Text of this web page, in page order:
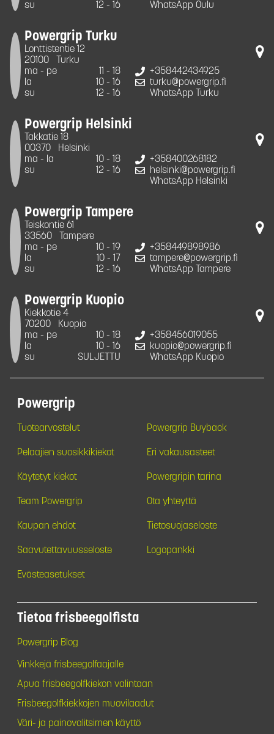
su
12 - 16
WhatsApp Oulu
Powergrip Turku
Lonttistentie 12
20100
Turku
ma - pe
11 - 18
la
10 - 16
su
12 - 16
+358442434925
turku@powergrip.fi
WhatsApp Turku
Powergrip Helsinki
Takkatie 18
00370
Helsinki
ma - la
10 - 18
su
12 - 16
+358400268182
helsinki@powergrip.fi
WhatsApp Helsinki
Powergrip Tampere
Teiskontie 61
33560
Tampere
ma - pe
10 - 19
la
10 - 17
su
12 - 16
+358449898986
tampere@powergrip.fi
WhatsApp Tampere
Powergrip Kuopio
Kiekkotie 4
70200
Kuopio
ma - pe
10 - 18
la
10 - 16
su
SULJETTU
+358456019055
kuopio@powergrip.fi
WhatsApp Kuopio
Powergrip
Tuotearvostelut Powergrip Buyback
Pelaajien suosikkikiekot Eri vakausasteet
Käytetyt kiekot Powergripin tarina
Team Powergrip Ota yhteyttä
Kaupan ehdot Tietosuojaseloste
Saavutettavuusseloste Logopankki
Evästeasetukset
Tietoa frisbeegolfista
Powergrip Blog
Vinkkejä frisbeegolfaajalle
Apua frisbeegolfkiekon valintaan
Frisbeegolfkiekkojen muovilaadut
Väri- ja painovalitsimen käyttö